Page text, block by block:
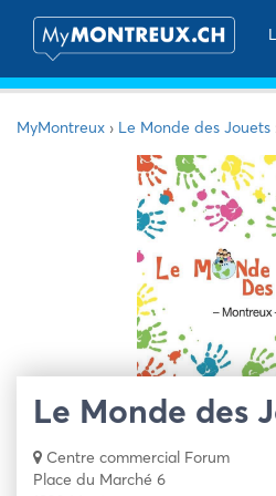
MyMontreux › Le Monde des Jouets
Le Monde des
Centre commercial Forum
Place du Marché 6